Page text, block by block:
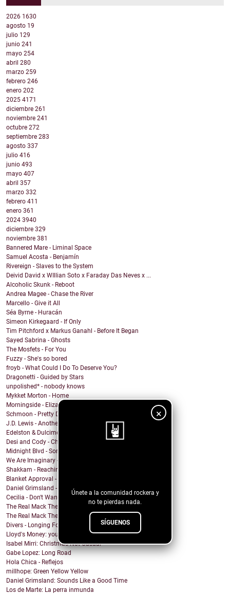
×
Únete a la comunidad rockera y
no te pierdas nada.
SÍGUENOS
2026 1630
agosto 19
julio 129
junio 241
mayo 254
abril 280
marzo 259
febrero 246
enero 202
2025 4171
diciembre 261
noviembre 241
octubre 272
septiembre 283
agosto 337
julio 416
junio 493
mayo 407
abril 357
marzo 332
febrero 411
enero 361
2024 3940
diciembre 329
noviembre 381
Bannered Mare - Liminal Space
Samuel Acosta - Benjamín
Rivereign - Slaves to the System
Deivid David x WIllian Soto x Faraday Das Neves x ...
Alcoholic Skunk - Reboot
Andrea Magee - Chase the River
Marcello - Give it All
Séa Byrne - Huracán
Simeon Kirkegaard - If Only
Tim Pitchford x Markus Ganahl - Before It Began
Sayed Sabrina - Ghosts
The Mosfets - For You
Fuzzy - She's so bored
froyb - What Could I Do To Deserve You?
Dragonetti - Guided by Stars
unpolished* - nobody knows
Mykket Morton - Home
Morningside - Elizabeth
Schmoon - Pretty Darn Pretty
J.D. Lewis - Another Life
Edelston & Dulcimer - Call Me (Blondie Cover)
Desi and Cody - Chanticleer
Midnight Blvd - Some other day
We Are Imaginary - Pinkish Hue
Shakkam - Reaching the Skies
Blanket Approval - Hot Sweaty Summer
Daniel Grimsland - Rock & Roll Christmas (George T...
Cecilia - Don't Wanna Cry
The Real Mack The Knife - Club Sevilla
The Real Mack The Knife - Our Spirits Rise (El Día...
Divers - Longing For The Light
Lloyd's Money: your steps
Isabel Mirri: Christmas Not Casual
Gabe Lopez: Long Road
Hola Chica - Reflejos
millhope: Green Yellow Yellow
Daniel Grimsland: Sounds Like a Good Time
Los de Marte: La perra inmunda